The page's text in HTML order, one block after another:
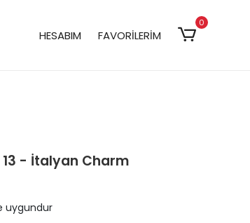
HESABIM FAVORİLERİM
0
- İtalyan Charm
uygundur